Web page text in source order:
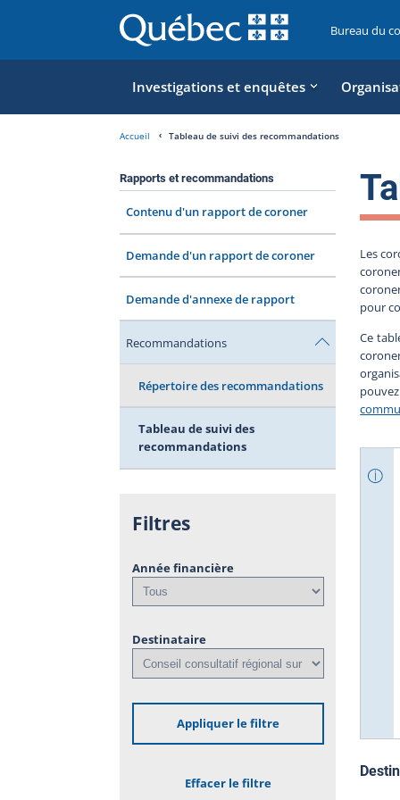
Bureau du
Investigations et enquêtes
Accueil Tableau de suivi des recommandations
Rapports et recommandations
Contenu d'un rapport de coroner
Demande d'un rapport de coroner
Demande d'annexe de rapport
Recommandations
Répertoire des recommandations
Tableau de suivi des
recommandations
Filtres
Année financière
Destinataire
Appliquer le filtre
Effacer le filtre
Les
pour
Ce